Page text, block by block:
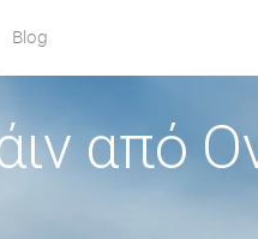
Blog
από